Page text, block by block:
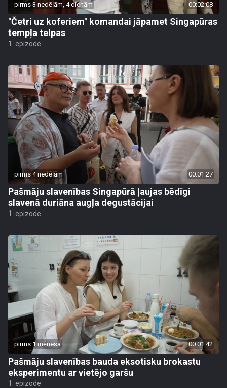
pirms 3 nedēļām, 4 dienām 00:02:08
"Četri uz koferiem" komandai jāpamet Singapūras
tempļa telpas
1. epizode
pirms 4 nedēļām 00:01:27
Pašmāju slavenības Singapūrā ļaujas bēdīgi
slavenā duriāna augļa degustācijai
1. epizode
pirms 1 mēneša 00:01:42
Pašmāju slavenības bauda eksotisku brokastu
eksperimentu ar vietējo garšu
1. epizode